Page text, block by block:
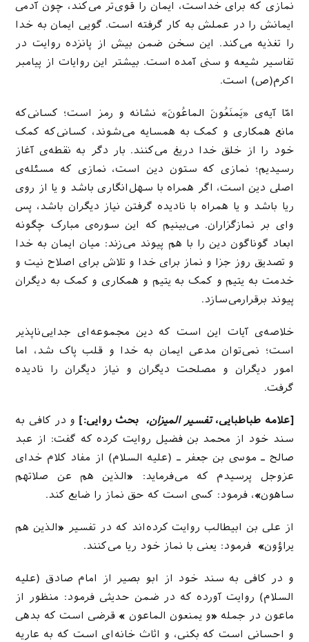
نمازی که برای خداست، ایمان را قوی‌تر می‌کند، چون آدمی
ایمانش را در عملش به کار گرفته است. گویی ایمان به خدا
را تغذیه می‌کند. این سخن ضمن بیش از پانزده روایت در
تفاسیر شیعه و سنی آمده است. بیشتر این روایات از پیامبر
اکرم(ص) است.
امّا آیه‌ی «یَمنَعُونَ الماعُونَ» نشانه و رمز است؛ کسانی‌که
مانع همکاری و کمک به همسایه می‌شوند، کسانی‌که کمک
خود را از خلق خدا دریغ می‌کنند. بار دگر به نقطه‌ی آغاز
رسیدیم؛ نمازی که ستون دین است، نمازی که مسئله‌ی
اصلی دین است، اگر همراه با سهل‌انگاری باشد و یا از روی
ریا باشد و یا همراه با نادیده گرفتن نیاز دیگران باشد، پس
وای بر نمازگزاران. می‌بینیم که این سوره‌ی مبارک چگونه
ابعاد گوناگون دین را با هم پیوند می‌زند: میان ایمان به خدا
و تصدیق روز جزا و نماز برای خدا و تلاش برای اصلاح نیت و
خدمت به یتیم و کمک به یتیم و همکاری و کمک به دیگران
پیوند برقرارمی‌سازد.
خلاصه‌ی آیات این است که دین مجموعه‌ای جدایی‌ناپذیر
است؛ نمی‌توان مدعی ایمان به خدا و قلب پاک شد، اما
امور دیگران و مصلحت دیگران و نیاز دیگران را نادیده
گرفت.
[علامه طباطبایی،تفسیر المیزان، بحث روایی:] و در كافى به
سند خود از محمد بن فضیل روایت كرده كه گفت: از عبد
صالح ـ موسى بن جعفر ـ (علیه السلام) از مفاد كلام خداى
عزوجل پرسیدم كه مى‌فرماید: «الذین هم عن صلاتهم
ساهون»، فرمود: كسى است كه حق نماز را ضایع كند.
از على بن ابیطالب روایت كرده‌اند كه در تفسیر «الذین هم
یراؤون»فرمود: یعنى با نماز خود ریا مى‌كنند.
و در كافى به سند خود از ابو بصیر از امام صادق (علیه
السلام) روایت آورده كه در ضمن حدیثى فرمود: منظور از
ماعون در جمله «و یمنعون الماعون » قرضى است كه بدهى
و احسانى است كه بكنى، و اثاث خانه‌اى است كه به عاریه